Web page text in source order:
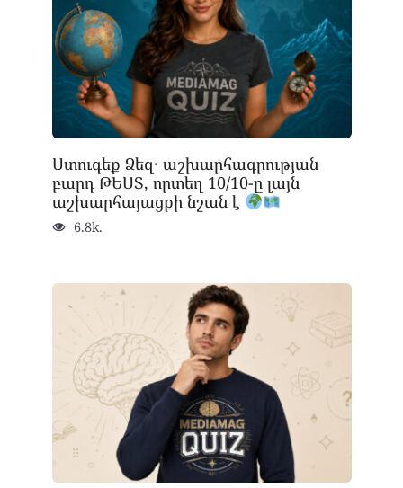
Ստուգեք Ձեզ․ աշխարհագրության
բարդ ԹԵՍՏ, որտեղ 10/10-ը լայն
աշխարհայացքի նշան է
6.8k.